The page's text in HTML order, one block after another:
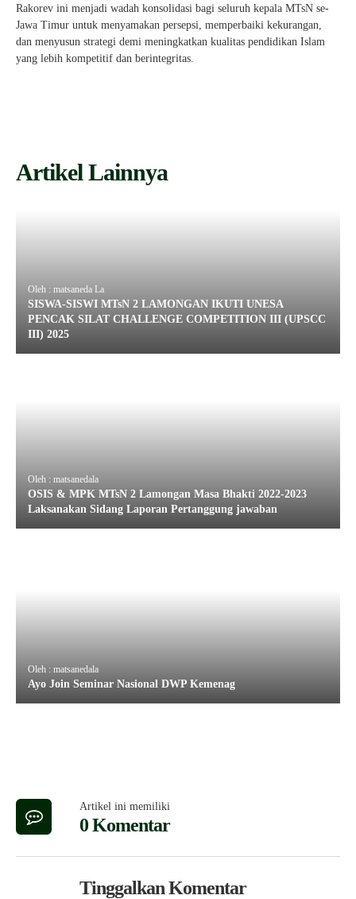
Rakorev ini menjadi wadah konsolidasi bagi seluruh kepala MTsN se-
Jawa Timur untuk menyamakan persepsi, memperbaiki kekurangan,
dan menyusun strategi demi meningkatkan kualitas pendidikan Islam
yang lebih kompetitif dan berintegritas.
Artikel Lainnya
Oleh : matsaneda La
SISWA-SISWI MTsN 2 LAMONGAN IKUTI UNESA
PENCAK SILAT CHALLENGE COMPETITION III (UPSCC
III) 2025
Oleh : matsanedala
OSIS & MPK MTsN 2 Lamongan Masa Bhakti 2022-2023
Laksanakan Sidang Laporan Pertanggung jawaban
Oleh : matsanedala
Ayo Join Seminar Nasional DWP Kemenag
Artikel ini memiliki
0 Komentar
Tinggalkan Komentar